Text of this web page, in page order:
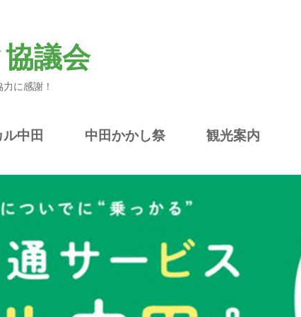
議会
に感謝！
ル中田 中田かかし祭 観光案内